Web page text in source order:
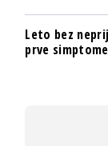
Leto bez
prve